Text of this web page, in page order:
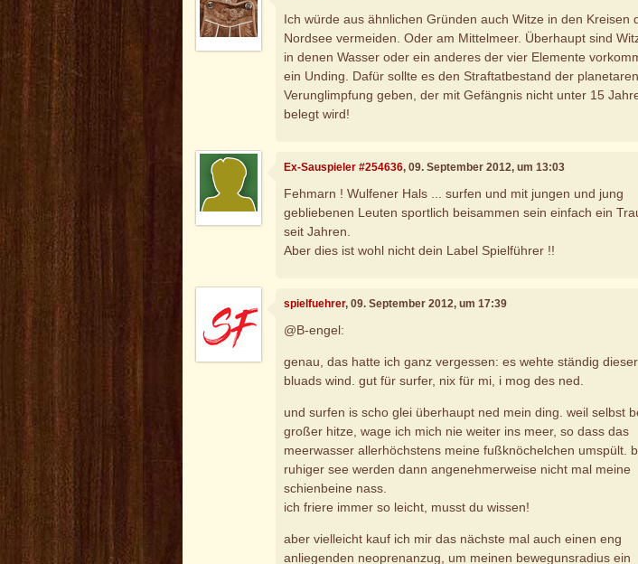
Ich würde aus ähnlichen Gründen auch Witze in den Kreisen
Nordsee vermeiden. Oder am Mittelmeer. Überhaupt sind
in denen Wasser oder ein anderes der vier Elemente
ein Unding. Dafür sollte es den Straftatbestand der planetaren
Verunglimpfung geben, der mit Gefängnis nicht unter 15
belegt wird!
Ex-Sauspieler #254636, 09. September 2012, um 13:03
Fehmarn ! Wulfener Hals ... surfen und mit jungen und jung
gebliebenen Leuten sportlich beisammen sein einfach ein
seit Jahren.
Aber dies ist wohl nicht dein Label Spielführer !!
spielfuehrer, 09. September 2012, um 17:39
@B-engel:
genau, das hatte ich ganz vergessen: es wehte ständig dieser
bluads wind. gut für surfer, nix für mi, i mog des ned.
und surfen is scho glei überhaupt ned mein ding. weil selbst
großer hitze, wage ich mich nie weiter ins meer, so dass das
meerwasser allerhöchstens meine fußknöchelchen umspült.
ruhiger see werden dann angenehmerweise nicht mal meine
schienbeine nass.
ich friere immer so leicht, musst du wissen!
aber vielleicht kauf ich mir das nächste mal auch einen eng
anliegenden neoprenanzug, um meinen bewegunsradius ein